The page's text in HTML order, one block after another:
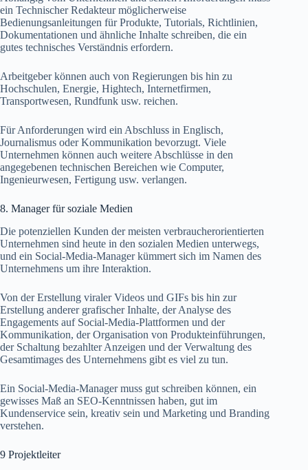
ein Technischer Redakteur möglicherweise
Bedienungsanleitungen für Produkte, Tutorials, Richtlinien,
Dokumentationen und ähnliche Inhalte schreiben, die ein
gutes technisches Verständnis erfordern.
Arbeitgeber können auch von Regierungen bis hin zu
Hochschulen, Energie, Hightech, Internetfirmen,
Transportwesen, Rundfunk usw. reichen.
Für Anforderungen wird ein Abschluss in Englisch,
Journalismus oder Kommunikation bevorzugt. Viele
Unternehmen können auch weitere Abschlüsse in den
angegebenen technischen Bereichen wie Computer,
Ingenieurwesen, Fertigung usw. verlangen.
8. Manager für soziale Medien
Die potenziellen Kunden der meisten verbraucherorientierten
Unternehmen sind heute in den sozialen Medien unterwegs,
und ein Social-Media-Manager kümmert sich im Namen des
Unternehmens um ihre Interaktion.
Von der Erstellung viraler Videos und GIFs bis hin zur
Erstellung anderer grafischer Inhalte, der Analyse des
Engagements auf Social-Media-Plattformen und der
Kommunikation, der Organisation von Produkteinführungen,
der Schaltung bezahlter Anzeigen und der Verwaltung des
Gesamtimages des Unternehmens gibt es viel zu tun.
Ein Social-Media-Manager muss gut schreiben können, ein
gewisses Maß an SEO-Kenntnissen haben, gut im
Kundenservice sein, kreativ sein und Marketing und Branding
verstehen.
9 Projektleiter